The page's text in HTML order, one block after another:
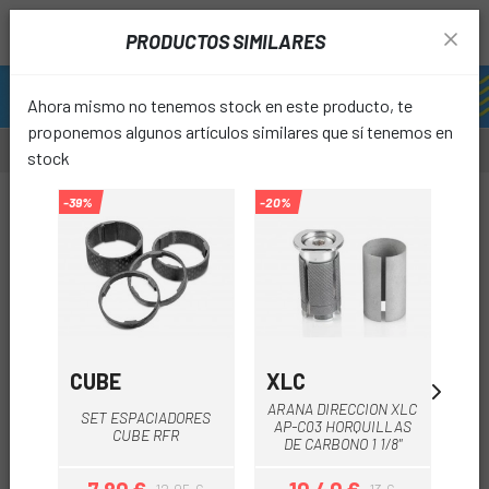
PRODUCTOS SIMILARES
Ahora mismo no tenemos stock en este producto, te
proponemos algunos artículos similares que sí tenemos en
stock
-39%
CUBE
SET ESPACIADORES
CUBE RFR
-20%
XLC
ARANA DIRECCION XLC
AP-C03 HORQUILLAS
DE CARBONO 1 1/8"